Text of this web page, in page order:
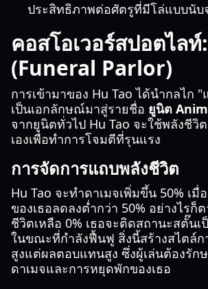
ประสิทธิภาพต่อศัตรูที่มีโล่แบบนับ
คอสโอเวอร์สปอตไล
(Funeral Parlor)
การเข้ามาของ Hu Tao ได้นำกลไก
เป็นเอกลักษณ์มาสู่รายชื่อ ยูนิต
จากยูนิตทั่วไป Hu Tao จะใช้พลังชีวิ
เองเพื่อทำการโจมตีที่รุนแรง
การจัดการแถบพลังชีวิต
Hu Tao จะทำดาเมจเพิ่มขึ้น 50% เ
ของเธอลดลงต่ำกว่า 50% อย่างไรก็
ชีวิตเหลือ 0% เธอจะติดสถานะสตั๊นเ
ในขณะที่กำลังฟื้นฟู สิ่งนี้สร้างสไตล์ก
สูงแต่ผลตอบแทนสูง ซึ่งผู้เล่นต้องรัก
ดาเมจและการหยุดพักของเธอ